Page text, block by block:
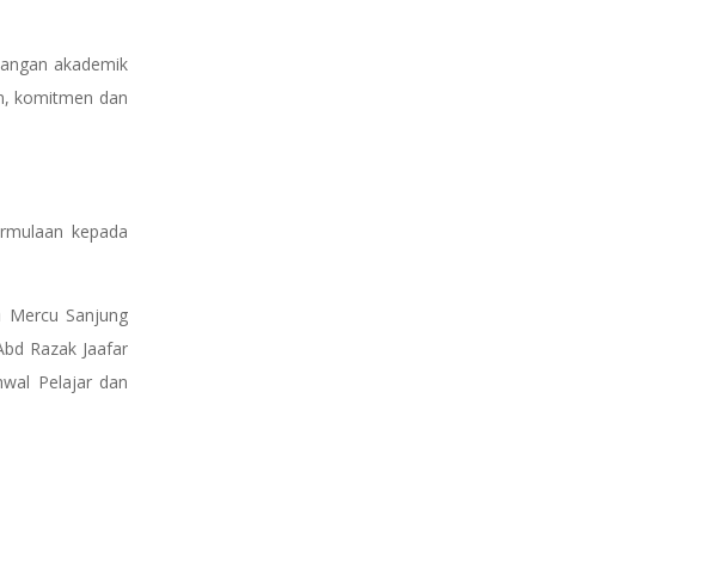
akademik
komitmen dan
kepada
Sanjung
Razak Jaafar
Pelajar dan